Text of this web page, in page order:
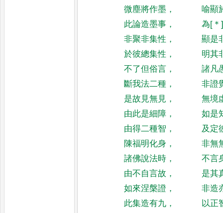
微塵將作墨 ，
喻顯
此論造墨事 ， 為[＊
非聚非集性 ，
顯是
於彼總集性 ，
明其
不了但俗言 ，
諸凡
斷我法二種 ，
非證
是故見無見 ，
無境
由此是細障 ，
如是
由得二種智 ，
及定
陳福明化身 ，
非無
諸佛說法時 ，
不言
由不自言故 ，
是其
如來涅槃證 ，
非造
此集造有九 ，
以正